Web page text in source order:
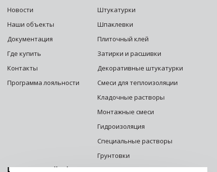
Новости
Наши объекты
Документация
Где купить
Контакты
Программа лояльности
Штукатурки
Шпаклевки
Плиточный клей
Затирки и расшивки
Декоративные штукатурки
Смеси для теплоизоляции
Кладочные растворы
Монтажные смеси
Гидроизоляция
Специальные растворы
Грунтовки
Центральный офис г. Москва: